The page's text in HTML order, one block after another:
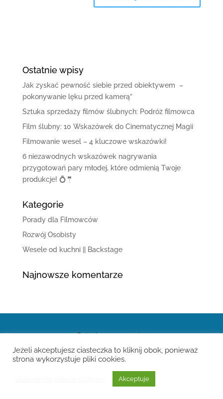
Ostatnie wpisy
Jak zyskać pewność siebie przed obiektywem –
pokonywanie lęku przed kamerą”
Sztuka sprzedaży filmów ślubnych: Podróż filmowca
Film ślubny: 10 Wskazówek do Cinematycznej Magii
Filmowanie wesel – 4 kluczowe wskazówki!
6 niezawodnych wskazówek nagrywania
przygotowań pary młodej, które odmienią Twoje
produkcje! 💍🤵
Kategorie
Porady dla Filmowców
Rozwój Osobisty
Wesele od kuchni || Backstage
Najnowsze komentarze
Polityka prywatności
Jeżeli akceptujesz ciasteczka to kliknij obok, ponieważ
strona wykorzystuje pliki cookies.
Akceptuje